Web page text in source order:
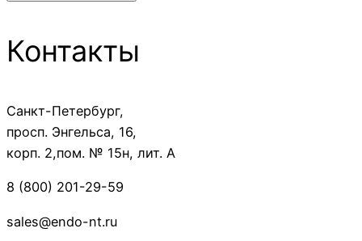
Контакты
Санкт-Петербург,
просп. Энгельса, 16,
корп. 2,пом. № 15н, лит. А
8 (800) 201-29-59
sales@endo-nt.ru